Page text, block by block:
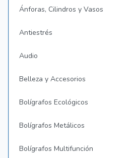
Ánforas, Cilindros y Vasos
Antiestrés
Audio
Belleza y Accesorios
Bolígrafos Ecológicos
Bolígrafos Metálicos
Bolígrafos Multifunción